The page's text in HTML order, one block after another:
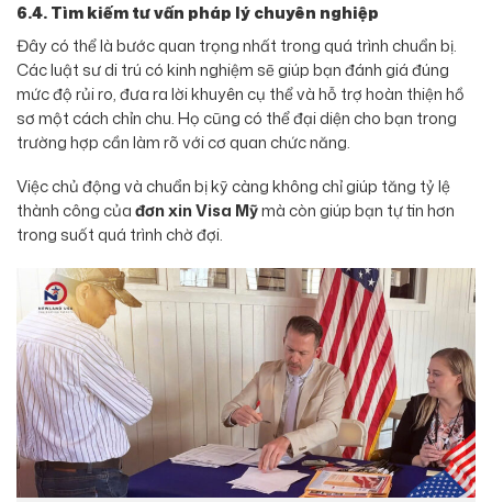
6.4. Tìm kiếm tư vấn pháp lý chuyên nghiệp
Đây có thể là bước quan trọng nhất trong quá trình chuẩn bị.
Các luật sư di trú có kinh nghiệm sẽ giúp bạn đánh giá đúng
mức độ rủi ro, đưa ra lời khuyên cụ thể và hỗ trợ hoàn thiện hồ
sơ một cách chỉn chu. Họ cũng có thể đại diện cho bạn trong
trường hợp cần làm rõ với cơ quan chức năng.
Việc chủ động và chuẩn bị kỹ càng không chỉ giúp tăng tỷ lệ
thành công củađơn xin Visa Mỹmà còn giúp bạn tự tin hơn
trong suốt quá trình chờ đợi.